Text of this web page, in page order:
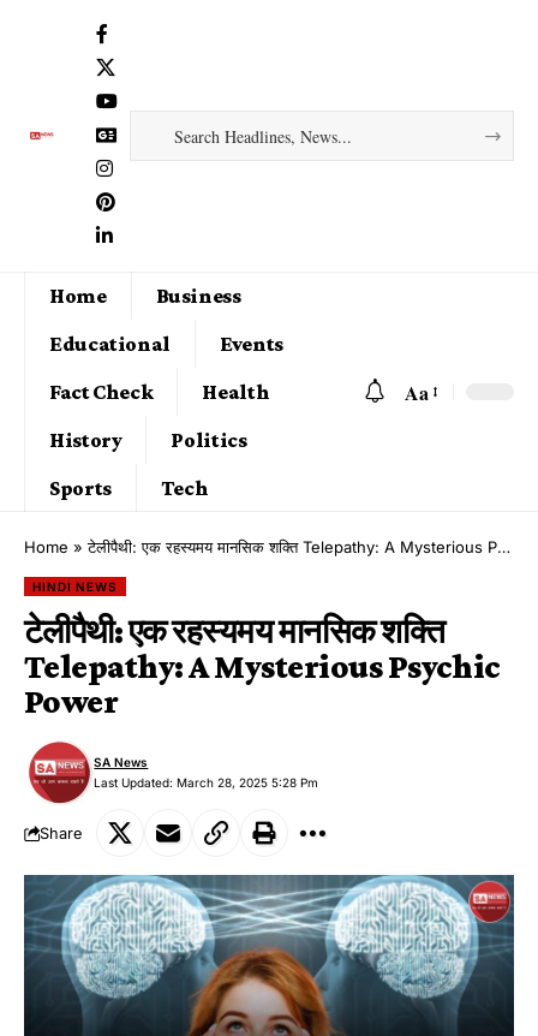
Home
Business
Educational
Events
Fact Check
Health
History
Politics
Sports
Tech
Aa
Home »टेलीपैथी: एक रहस्यमय मानसिक शक्ति Telepathy: A Mysterious Psychic Power
HINDI NEWS
टेलीपैथी: एक रहस्यमय मानसिक शक्ति
Telepathy: A Mysterious Psychic
Power
Last Updated: March 28, 2025 5:28 Pm
SA News
Share